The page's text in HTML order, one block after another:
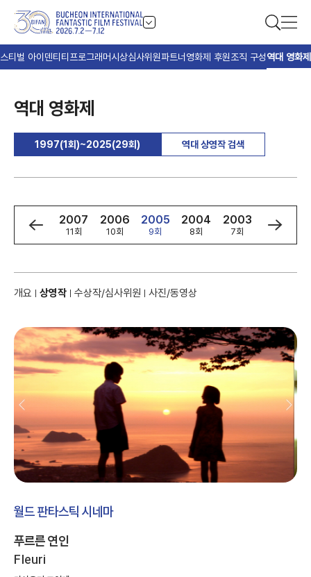
티벌 아이덴티티 프로그래머시상심사위원파트너 영화제 후원조직 구성역대 영화제
역대 영화제
1997(1회)~2025(29회) 역대 상영작 검색
2008
12회
2007
11회
2006
10회
2005
9회
2004
8회
2003
7회
2002
6회
개요 상영작 수상작/심사위원 사진/동영상
월드 판타스틱 시네마
푸르른 연인
Fleuri